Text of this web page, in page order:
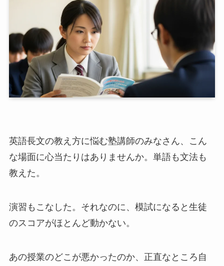
英語長文の教え方に悩む塾講師のみなさん、こん
な場面に心当たりはありませんか。単語も文法も
教えた。
演習もこなした。それなのに、模試になると生徒
のスコアがほとんど動かない。
あの授業のどこが悪かったのか、正直なところ自